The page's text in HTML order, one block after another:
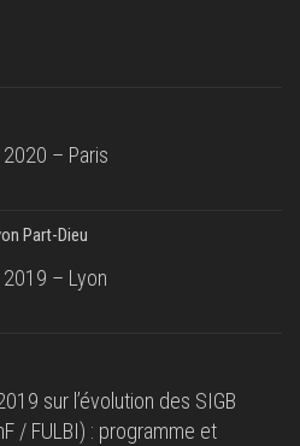
– Paris
– Lyon
sur l’évolution des SIGB
/ FULBI) : programme et